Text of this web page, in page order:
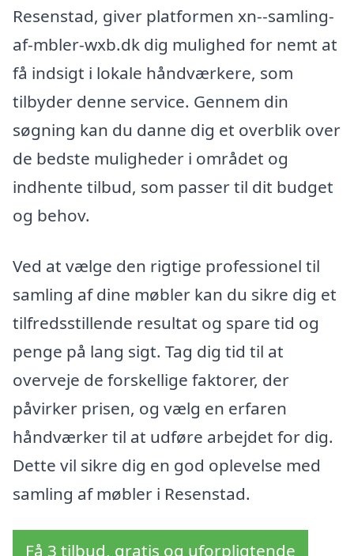
Resenstad, giver platformen xn--samling-
af-mbler-wxb.dk dig mulighed for nemt at
få indsigt i lokale håndværkere, som
tilbyder denne service. Gennem din
søgning kan du danne dig et overblik over
de bedste muligheder i området og
indhente tilbud, som passer til dit budget
og behov.
Ved at vælge den rigtige professionel til
samling af dine møbler kan du sikre dig et
tilfredsstillende resultat og spare tid og
penge på lang sigt. Tag dig tid til at
overveje de forskellige faktorer, der
påvirker prisen, og vælg en erfaren
håndværker til at udføre arbejdet for dig.
Dette vil sikre dig en god oplevelse med
samling af møbler i Resenstad.
Få 3 tilbud, gratis og uforpligtende